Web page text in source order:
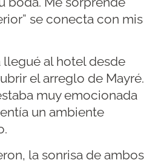
se conecta con mis
llegué al hotel desde
el arreglo de Mayré.
muy emocionada
un ambiente
la sonrisa de ambos